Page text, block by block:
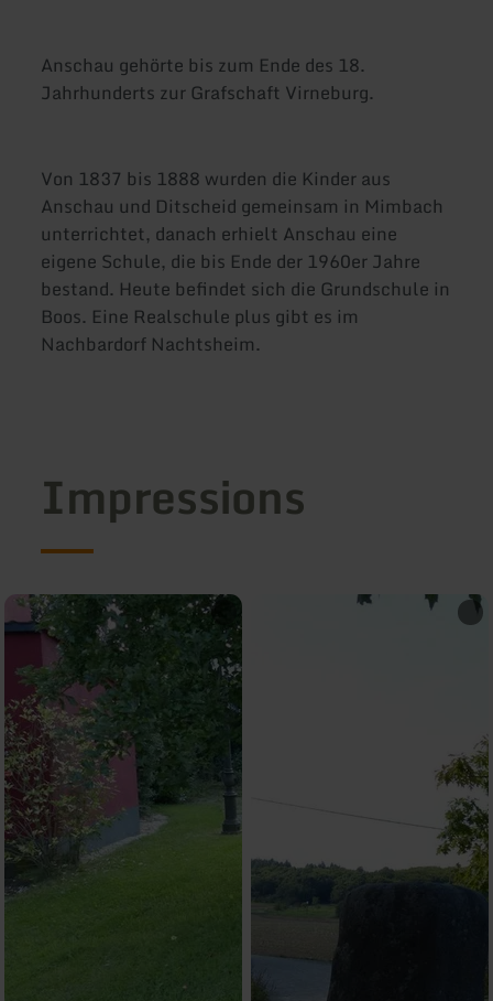
Anschau gehörte bis zum Ende des 18.
Jahrhunderts zur Grafschaft Virneburg.
Von 1837 bis 1888 wurden die Kinder aus
Anschau und Ditscheid gemeinsam in Mimbach
unterrichtet, danach erhielt Anschau eine
eigene Schule, die bis Ende der 1960er Jahre
bestand. Heute befindet sich die Grundschule in
Boos. Eine Realschule plus gibt es im
Nachbardorf Nachtsheim.
Impressions